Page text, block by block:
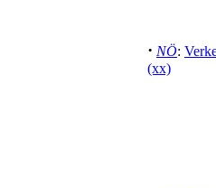
· NÖ:
(xx)